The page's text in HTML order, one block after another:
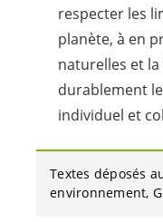
respecter les
planète, à en
naturelles et
durablement
individuel et
Textes déposés
environnement